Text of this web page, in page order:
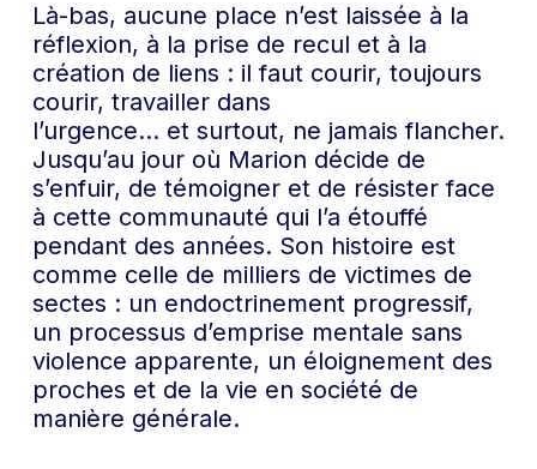
Là-bas, aucune place n’est laissée à la
réflexion, à la prise de recul et à la
création de liens : il faut courir, toujours
courir, travailler dans
l’urgence… et surtout, ne jamais flancher.
Jusqu’au jour où Marion décide de
s’enfuir, de témoigner et de résister face
à cette communauté qui l’a étouffé
pendant des années. Son histoire est
comme celle de milliers de victimes de
sectes : un endoctrinement progressif,
un processus d’emprise mentale sans
violence apparente, un éloignement des
proches et de la vie en société de
manière générale.